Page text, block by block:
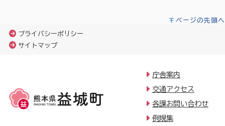
ページの先頭へ
プライバシーポリシー
サイトマップ
庁舎案内
交通アクセス
各課お問い合わせ
例規集